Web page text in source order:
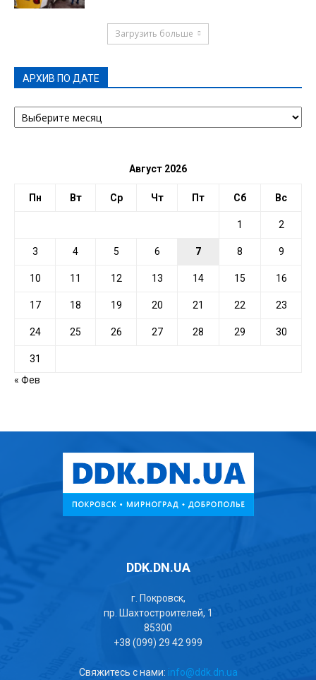
Загрузить больше
АРХИВ ПО ДАТЕ
АРХИВ
ПО
Август 2026
Пн Вт Ср Чт Пт Сб Вс
1 2
3 4 5 6 7 8 9
10 11 12 13 14 15 16
17 18 19 20 21 22 23
24 25 26 27 28 29 30
31
« Фев
DDK.DN.UA
г. Покровск,
пр. Шахтостроителей, 1
85300
+38 (099) 29 42 999
Свяжитесь с нами: info@ddk.dn.ua